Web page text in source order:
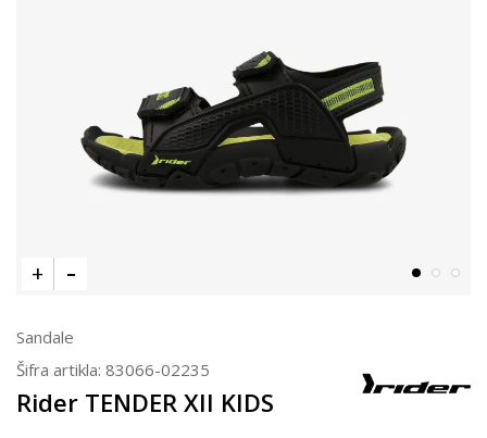
Sandale
Šifra artikla: 83066-02235
Rider TENDER XII KIDS